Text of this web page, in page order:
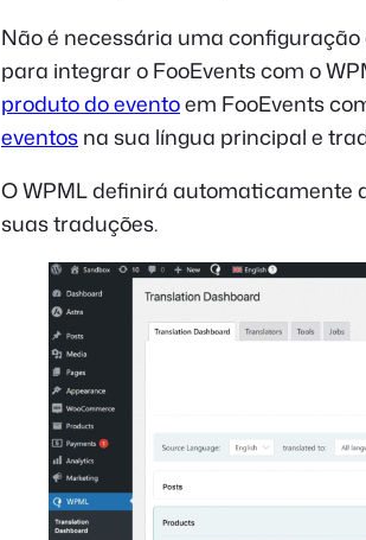
Não é necessária uma
para integrar o FooEvents com o
produto do eventoem FooEvents
eventos na sua língua principal e
O WPML definirá automaticamente
suas traduções.